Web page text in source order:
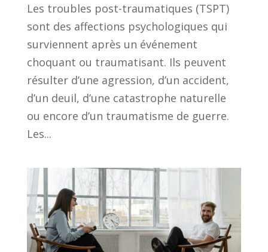
Les troubles post-traumatiques (TSPT)
sont des affections psychologiques qui
surviennent après un événement
choquant ou traumatisant. Ils peuvent
résulter d’une agression, d’un accident,
d’un deuil, d’une catastrophe naturelle
ou encore d’un traumatisme de guerre.
Les...